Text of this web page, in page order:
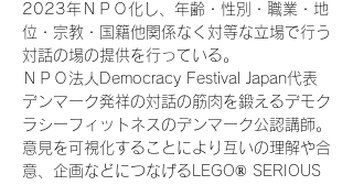
2023年ＮＰＯ化し、年齢・性別・職業・地
位・宗教・国籍他関係なく対等な立場で行う
対話の場の提供を行っている。
ＮＰＯ法人Democracy Festival Japan代表
デンマーク発祥の対話の筋肉を鍛えるデモク
ラシーフィットネスのデンマーク公認講師。
意見を可視化することにより互いの理解や合
意、企画などにつなげるLEGO® SERIOUS